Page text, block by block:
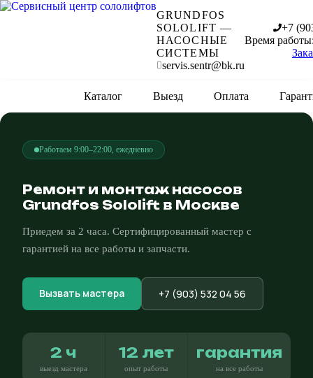
GRUNDFOS
SOLOLIFT —
НАСОСНЫЕ
СИСТЕМЫ
servis.sentr@bk.ru
+7
Время
Каталог Выезд Оплата
Работаем 9:00–22:00, ежедневно
Ремонт и монтаж насосов
Grundfos Sololift в Москве
Приедем за 2 часа. Сертифицированный мастер с
гарантией на все работы и запчасти.
Вызвать мастера +7 (903) 532 04 56
2 ч
выезд мастера
12 лет
опыт работы
гарантия
на все работы